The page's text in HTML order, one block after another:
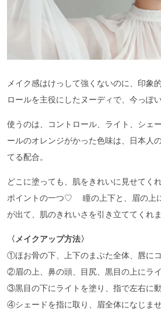
メイク感はけっして強くないのに、印象
ロールを主役にしたヌーディで、今っぽ
使うのは、コントロール、ライト、シェ
ールのオレンジがかった色味は、日本人
てる配合。
どこに塗っても、肌をきれいに見せてく
ポイントの一つ♡ 瞳の上下と、眉の上
が出て、肌のきれいさを引き立ててくれま
〈メイクアップ方法〉
①ほお骨の下、上下のまぶた全体、唇に
②眉の上、鼻の頭、目尻、黒目の上にライ
③黒目の下にライトを塗り、指で左右に
④シェードを指に取り、眉全体になじま